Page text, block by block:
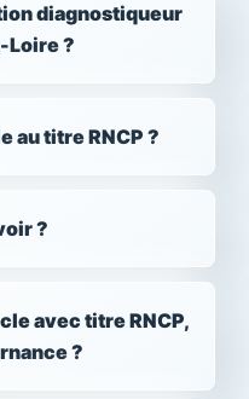
diagnostiqueur
Loire ?
au titre RNCP ?
?
avec titre RNCP,
?